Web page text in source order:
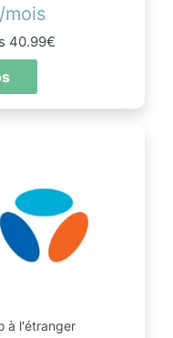
/mois
40.99€
à l'étranger